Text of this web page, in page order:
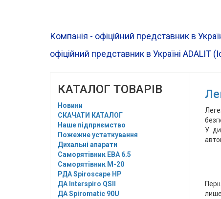
Компанія - офіційний представник в
офіційний представник в Україні ADALIT
У
КАТАЛОГ ТОВАРІВ
Новини
СКАЧАТИ КАТАЛОГ
Наше підприємство
Пожежне устаткування
Дихальні апарати
Саморятівник EBA 6.5
Саморятівник M-20
РДА Spiroscape HP
ДА Interspiro QSII
ДА Spiromatic 90U